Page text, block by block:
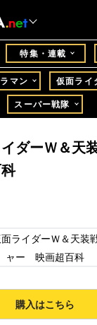
特集・連載
マン
仮面ライ
スーパー戦隊
ダーＷ＆天
購入はこちら